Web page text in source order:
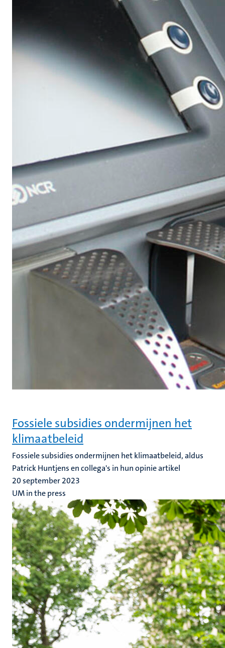
Fossiele subsidies ondermijnen het
klimaatbeleid
Fossiele subsidies ondermijnen het klimaatbeleid, aldus
Patrick Huntjens en collega's in hun opinie artikel
20 september 2023
UM in the press